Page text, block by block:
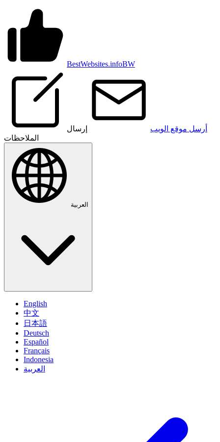
BestWebsites.infoBW
أرسل موقع الويب
إرسال
الملاحظات
العربية
English
中文
日本語
Deutsch
Español
Français
Indonesia
العربية